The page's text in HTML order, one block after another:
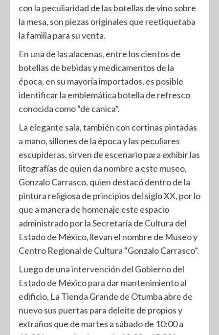
con la peculiaridad de las botellas de vino sobre
la mesa, son piezas originales que reetiquetaba
la familia para su venta.
En una de las alacenas, entre los cientos de
botellas de bebidas y medicamentos de la
época, en su mayoría importados, es posible
identificar la emblemática botella de refresco
conocida como “de canica”.
La elegante sala, también con cortinas pintadas
a mano, sillones de la época y las peculiares
escupideras, sirven de escenario para exhibir las
litografías de quien da nombre a este museo,
Gonzalo Carrasco, quien destacó dentro de la
pintura religiosa de principios del siglo XX, por lo
que a manera de homenaje este espacio
administrado por la Secretaría de Cultura del
Estado de México, llevan el nombre de Museo y
Centro Regional de Cultura “Gonzalo Carrasco”.
Luego de una intervención del Gobierno del
Estado de México para dar mantenimiento al
edificio, La Tienda Grande de Otumba abre de
nuevo sus puertas para deleite de propios y
extraños que de martes a sábado de 10:00 a